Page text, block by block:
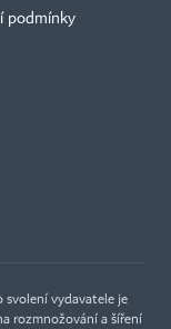
podmínky
svolení vydavatele je
rozmnožování a šíření